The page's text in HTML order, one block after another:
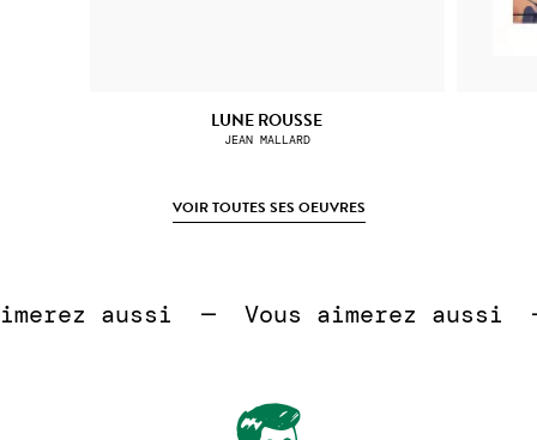
LUNE ROUSSE
JEAN MALLARD
VOIR TOUTES SES OEUVRES
aussi  — Vous aimerez aussi